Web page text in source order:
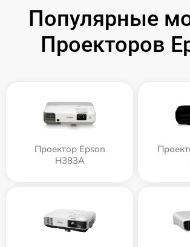
Популярные
Проекторов
Проектор Epson
H383A